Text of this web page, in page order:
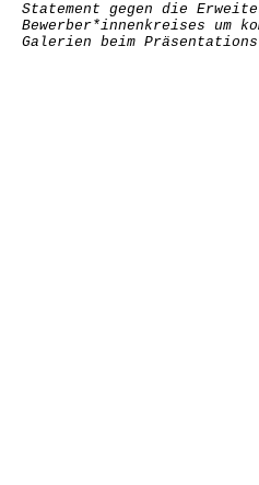
Statement gegen die
Bewerber*innenkreises um
Galerien beim